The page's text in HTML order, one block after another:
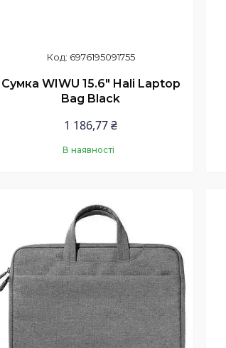
6976195091755
Сумка WIWU 15.6" Hali Laptop
Bag Black
1 186,77 ₴
В наявності